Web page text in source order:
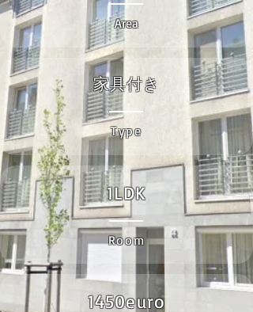
Area
家具付き
Type
1LDK
Room
1450euro